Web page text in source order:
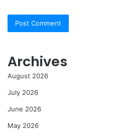
Archives
August 2026
July 2026
June 2026
May 2026